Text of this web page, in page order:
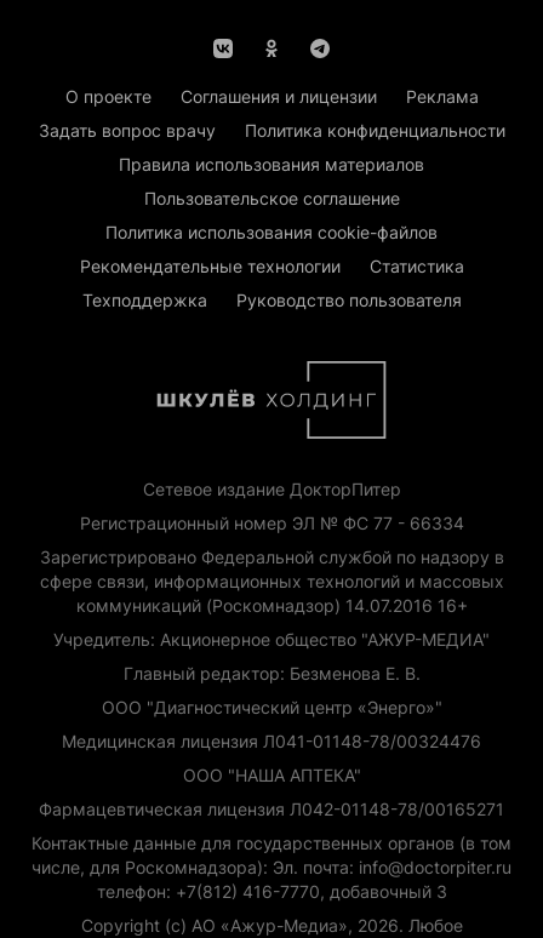
О проекте Соглашения и лицензии
Реклама
Задать вопрос врачу
Политика конфиденциальности
Правила использования материалов
Пользовательское соглашение
Политика использования cookie-файлов
Рекомендательные технологии
Статистика
Техподдержка
Руководство пользователя
Сетевое издание ДокторПитер
Регистрационный номер ЭЛ № ФС 77 - 66334
Зарегистрировано Федеральной службой по надзору в
сфере связи, информационных технологий и массовых
коммуникаций (Роскомнадзор) 14.07.2016 16+
Учредитель: Акционерное общество "АЖУР-МЕДИА"
Главный редактор: Безменова Е. В.
ООО "Диагностический центр «Энерго»"
Медицинская лицензия Л041-01148-78/00324476
ООО "НАША АПТЕКА"
Фармацевтическая лицензия Л042-01148-78/00165271
Контактные данные для государственных органов (в том
числе, для Роскомнадзора): Эл. почта: info@doctorpiter.ru
телефон: +7(812) 416-7770, добавочный 3
Copyright (с) АО «Ажур-Медиа», 2026. Любое